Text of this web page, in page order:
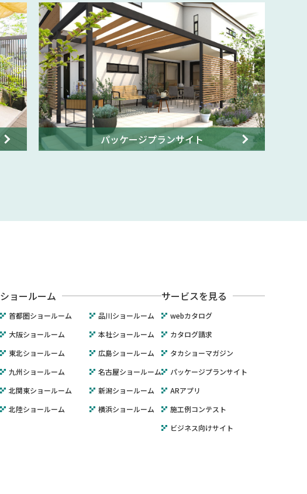
パッケージプランサイト
ショールーム
首都圏ショールーム
品川ショールーム
大阪ショールーム
本社ショールーム
東北ショールーム
広島ショールーム
九州ショールーム
名古屋ショールーム
北関東ショールーム
新潟ショールーム
北陸ショールーム
横浜ショールーム
サービスを見る
webカタログ
カタログ請求
タカショーマガジン
パッケージプランサイト
ARアプリ
施工例コンテスト
ビジネス向けサイト